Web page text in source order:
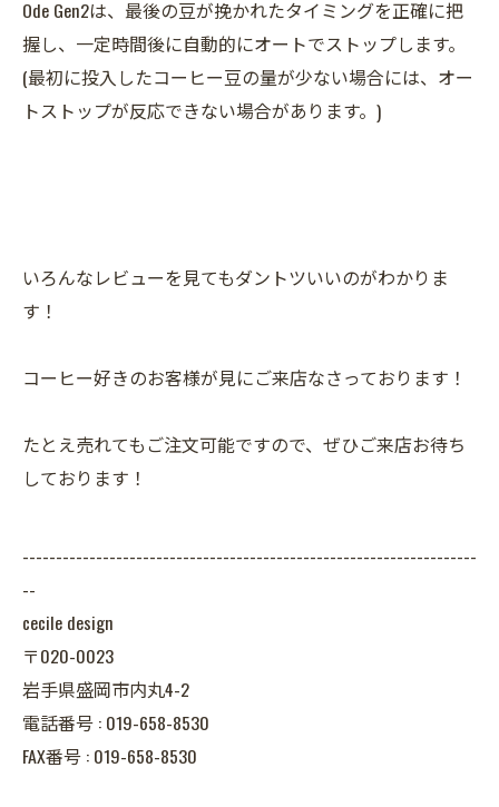
Ode Gen2は、最後の豆が挽かれたタイミングを正確に把
握し、一定時間後に自動的にオートでストップします。
(最初に投入したコーヒー豆の量が少ない場合には、オー
トストップが反応できない場合があります。)
いろんなレビューを見てもダントツいいのがわかりま
す！
コーヒー好きのお客様が見にご来店なさっております！
たとえ売れてもご注文可能ですので、ぜひご来店お待ち
しております！
--------------------------------------------------------------------
--
cecile design
〒020-0023
岩手県盛岡市内丸4-2
電話番号 : 019-658-8530
FAX番号 : 019-658-8530